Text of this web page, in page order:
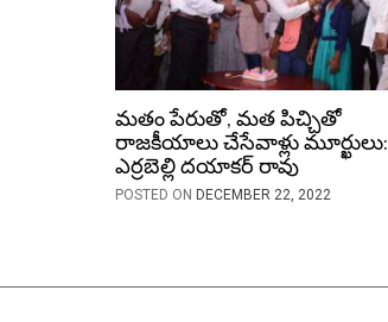
మతం పేరుతో, మత పిచ్చితో
రాజకీయాలు చేసేవాళ్లు మూర్ఖులు:
ఎర్రబెల్లి దయాకర్ రావు
POSTED ON DECEMBER 22, 2022